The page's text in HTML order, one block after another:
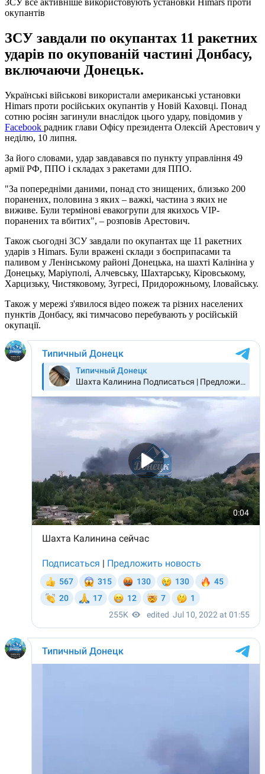
окупантів
ЗСУ завдали по окупантах 11 ракетних
ударів по окупованій частині Донбасу,
включаючи Донецьк.
Українські військові використали американські установки
Himars проти російських окупантів у Новій Каховці. Понад
сотню росіян загинули внаслідок цього удару, повідомив у
Facebook радник глави Офісу президента Олексій Арестович у
неділю, 10 липня.
За його словами, удар завдавався по пункту управління 49
армії РФ, ППО і складах з ракетами для ППО.
"За попередніми даними, понад сто знищених, близько 200
поранених, половина з яких – важкі, частина з яких не
виживе. Були термінові евакогрупи для якихось VIP-
поранених та вбитих", – розповів Арестович.
Також сьогодні ЗСУ завдали по окупантах ще 11 ракетних
ударів з Himars. Були вражені склади з боєприпасами та
паливом у Ленінському районі Донецька, на шахті Калініна у
Донецьку, Маріуполі, Алчевську, Шахтарську, Кіровському,
Харцизьку, Чистяковому, Зугресі, Придорожньому, Іловайську.
Також у мережі з'явилося відео пожеж та різних населених
пунктів Донбасу, які тимчасово перебувають у російській
окупації.